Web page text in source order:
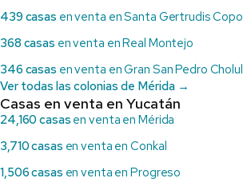
439 casas en venta en Santa Gertrudis Copo
368 casas en venta en Real Montejo
346 casas en venta en Gran San Pedro Cholul
Ver todas las colonias de Mérida →
Casas en venta en Yucatán
24,160 casas en venta en Mérida
3,710 casas en venta en Conkal
1,506 casas en venta en Progreso